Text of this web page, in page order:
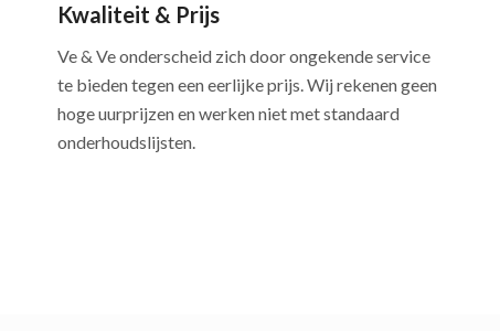
Kwaliteit & Prijs
Ve & Ve onderscheid zich door ongekende service
te bieden tegen een eerlijke prijs. Wij rekenen geen
hoge uurprijzen en werken niet met standaard
onderhoudslijsten.